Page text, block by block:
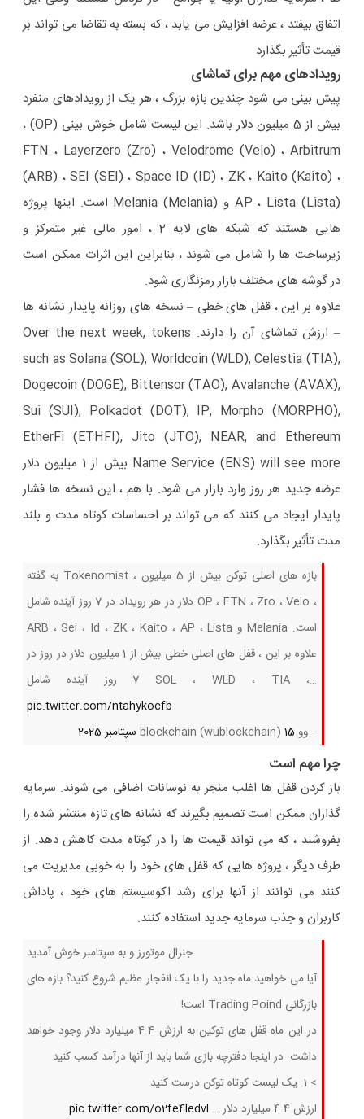
اتفاق بیفتد ، عرضه افزایش می یابد ، که بسته به تقاضا می تواند بر
قیمت تأثیر بگذارد
رویدادهای مهم برای تماشای
پیش بینی می شود چندین بازه بزرگ ، هر یک از رویدادهای منفرد
بیش از 5 میلیون دلار باشد. این لیست شامل خوش بینی (OP) ،
FTN ، Layerzero (Zro) ، Velodrome (Velo) ، Arbitrum
(ARB) ، SEI (SEI) ، Space ID (ID) ، ZK ، Kaito (Kaito) ،
AP ، Lista (Lista) و Melania (Melania) است. اینها پروژه
هایی هستند که شبکه های لایه 2 ، امور مالی غیر متمرکز و
زیرساخت ها را شامل می شوند ، بنابراین این اثرات ممکن است
در گوشه های مختلف بازار رمزنگاری شود.
علاوه بر این ، قفل های خطی – نسخه های روزانه پایدار نشانه ها
– ارزش تماشای آن را دارند. Over the next week, tokens
such as Solana (SOL), Worldcoin (WLD), Celestia (TIA),
Dogecoin (DOGE), Bittensor (TAO), Avalanche (AVAX),
Sui (SUI), Polkadot (DOT), IP, Morpho (MORPHO),
EtherFi (ETHFI), Jito (JTO), NEAR, and Ethereum
Name Service (ENS) will see more بیش از 1 میلیون دلار
عرضه جدید هر روز وارد بازار می شود. با هم ، این نسخه ها فشار
پایدار ایجاد می کنند که می تواند بر احساسات کوتاه مدت و بلند
مدت تأثیر بگذارد.
به گفته Tokenomist ، بازه های اصلی توکن بیش از 5 میلیون
دلار در هر رویداد در 7 روز آینده شامل OP ، FTN ، Zro ، Velo ،
ARB ، Sei ، Id ، ZK ، Kaito ، AP ، Lista و Melania است.
علاوه بر این ، قفل های اصلی خطی بیش از 1 میلیون دلار در روز در
7 روز آینده شامل SOL ، WLD ، TIA ،…
pic.twitter.com/ntahykocfb
– وو blockchain (wublockchain) 15 سپتامبر 2025
چرا مهم است
باز کردن قفل ها اغلب منجر به نوسانات اضافی می شوند. سرمایه
گذاران ممکن است تصمیم بگیرند که نشانه های تازه منتشر شده را
بفروشند ، که می تواند قیمت ها را در کوتاه مدت کاهش دهد. از
طرف دیگر ، پروژه هایی که قفل های خود را به خوبی مدیریت می
کنند می توانند از آنها برای رشد اکوسیستم های خود ، پاداش
کاربران و جذب سرمایه جدید استفاده کنند.
جنرال موتورز و به سپتامبر خوش آمدید
آیا می خواهید ماه جدید را با یک انفجار عظیم شروع کنید؟ بازه های
بازرگانی Trading Poind است!
در این ماه قفل های توکین به ارزش 4.4 میلیارد دلار وجود خواهد
داشت. در اینجا دفترچه بازی شما باید از آنها درآمد کسب کنید
> 1. یک لیست کوتاه توکن درست کنید
ارزش 4.4 میلیارد دلار …
pic.twitter.com/o2fe4ledvl